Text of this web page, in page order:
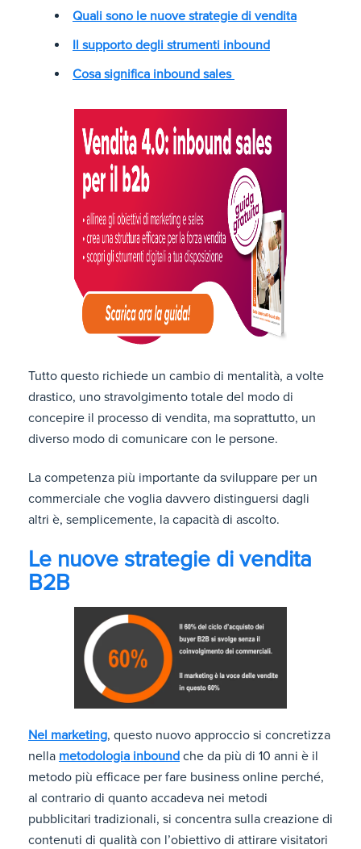
Quali sono le nuove strategie di vendita
Il supporto degli strumenti inbound
Cosa significa inbound sales
Tutto questo richiede un cambio di mentalità, a volte
drastico, uno stravolgimento totale del modo di
concepire il processo di vendita, ma soprattutto, un
diverso modo di comunicare con le persone.
La competenza più importante da sviluppare per un
commerciale che voglia davvero distinguersi dagli
altri è, semplicemente, la capacità di ascolto.
Le nuove strategie di vendita
B2B
Nel marketing, questo nuovo approccio si concretizza
nella metodologia inbound che da più di 10 anni è il
metodo più efficace per fare business online perché,
al contrario di quanto accadeva nei metodi
pubblicitari tradizionali, si concentra sulla creazione di
contenuti di qualità con l’obiettivo di attirare visitatori